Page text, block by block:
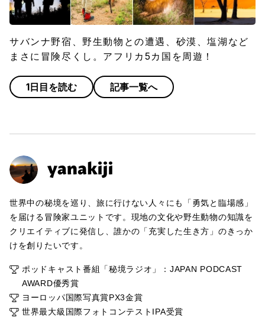
サバンナ野宿、野生動物との遭遇、砂漠、塩湖など
まさに冒険尽くし。アフリカ5カ国を周遊！
1日目を読む 記事一覧へ
世界中の秘境を巡り、旅に行けない人々にも「勇気と臨場感」
を届ける冒険家ユニットです。現地の文化や野生動物の知識を
クリエイティブに発信し、誰かの「充実した生き方」のきっか
けを創りたいです。
ポッドキャスト番組「秘境ラジオ」：JAPAN PODCAST
AWARD優秀賞
ヨーロッパ国際写真賞PX3金賞
世界最大級国際フォトコンテストIPA受賞